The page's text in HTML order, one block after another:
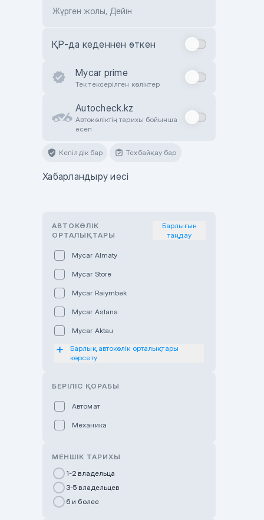
Жүрген жолы, Дейін
ҚР-да кеденнен өткен
Mycar prime
Тек тексерілген көліктер
Autocheck.kz
Автокөліктің тарихы бойынша
есеп
Кепілдік бар Техбайқау бар
Хабарландыру иесі
АВТОКӨЛІК
ОРТАЛЫҚТАРЫ
Барлығын
таңдау
Mycar Almaty
Mycar Store
Mycar Raiymbek
Mycar Astana
Mycar Aktau
Mycar Uralsk
Haval & Tank Pavlodar
Bavaria Almaty
Mycar Shymkent
Changan Auto Nurly Zhol
Барлық автокөлік орталықтары
көрсету
БЕРІЛІС ҚОРАБЫ
Автомат
Механика
МЕНШІК ТАРИХЫ
1-2 владельца
3-5 владельцев
6 и более